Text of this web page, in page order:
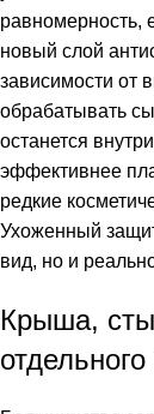
равномерность,
новый слой
зависимости от
обрабатывать
останется
эффективнее
редкие
Ухоженный
вид, но и
Крыша,